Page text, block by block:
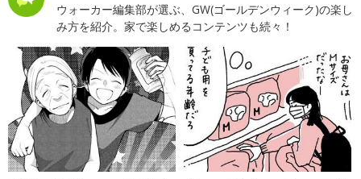
ウォーカー編集部が選ぶ、GW(ゴールデンウィーク)の楽し
み方を紹介。家で楽しめるコンテンツも続々！